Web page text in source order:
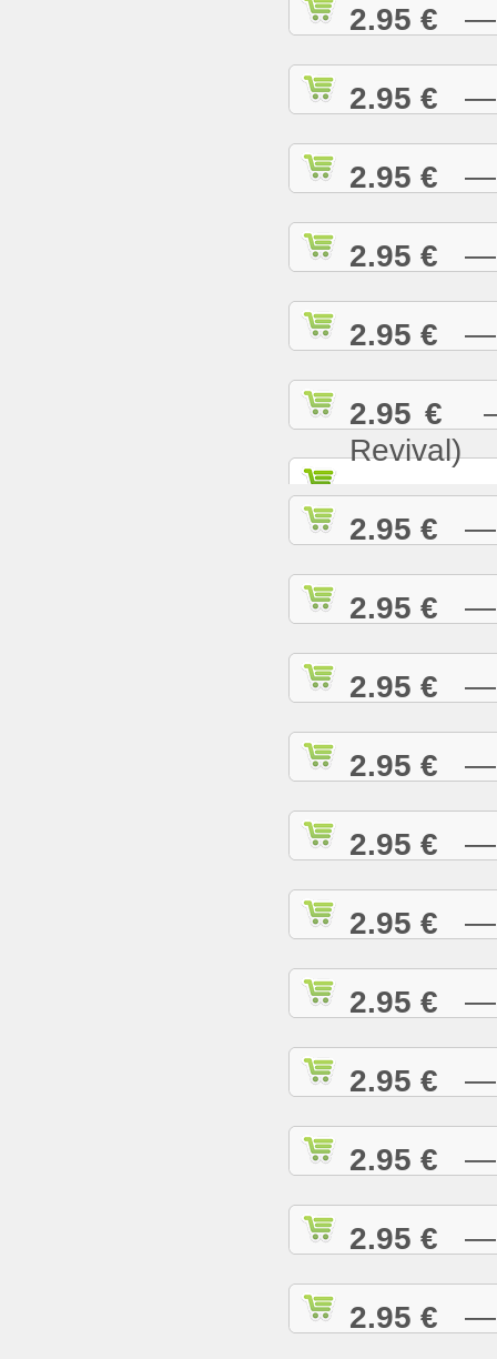
2.95 € —
2.95 € —
2.95 € —
2.95 € —
2.95 € —
2.95 € —
Revival)
2.95 € —
2.95 € —
2.95 € —
2.95 € —
2.95 € —
2.95 € —
2.95 € —
2.95 € —
2.95 € —
2.95 € —
2.95 € —